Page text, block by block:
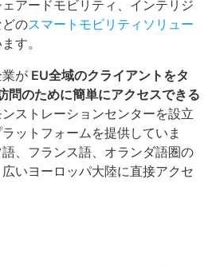
アードモビリティ、インテリジ
のスマートモビリティソリュー
す。
が EU全域のクライアントをタ
問のために簡単にアクセスできる
ストレーションセンターを設立
ットフォームを提供していま
、フランス語、オランダ語圏の
いヨーロッパ大陸に直接アクセ